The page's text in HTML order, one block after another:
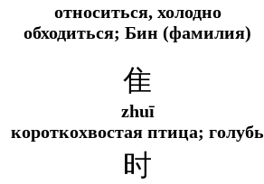
относиться, холодно
обходиться; Бин (фамилия)
隹
zhuī
короткохвостая птица; голубь
时